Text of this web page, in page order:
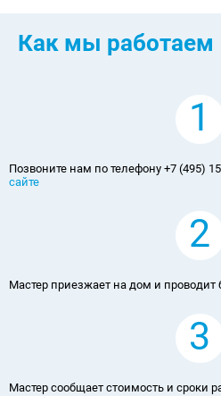
Как мы работаем
1
Позвоните нам по телефону +7 (495)
сайте
2
Мастер приезжает на дом и проводит
3
Мастер сообщает стоимость и сроки